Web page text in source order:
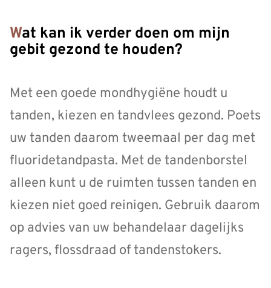
Wat kan ik verder doen om mijn
gebit gezond te houden?
Met een goede mondhygiëne houdt u
tanden, kiezen en tandvlees gezond. Poets
uw tanden daarom tweemaal per dag met
fluoridetandpasta. Met de tandenborstel
alleen kunt u de ruimten tussen tanden en
kiezen niet goed reinigen. Gebruik daarom
op advies van uw behandelaar dagelijks
ragers, flossdraad of tandenstokers.